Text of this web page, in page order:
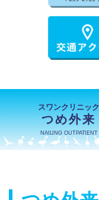
スワンクリニック
つめ外来
NAILING OUTPATIENT